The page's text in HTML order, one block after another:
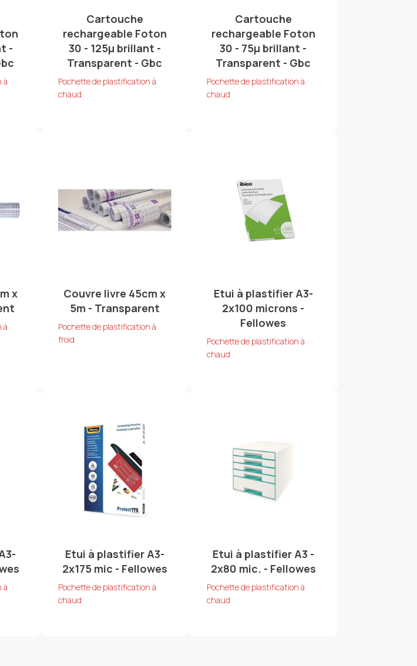
-
à
Cartouche
rechargeable Foton
30 - 125µ brillant -
Transparent - Gbc
Pochette de plastification à
chaud
Cartouche
rechargeable Foton
30 - 75µ brillant -
Transparent - Gbc
Pochette de plastification à
chaud
x
à
Couvre livre 45cm x
5m - Transparent
Pochette de plastification à
froid
Etui à plastifier A3-
2x100 microns -
Fellowes
Pochette de plastification à
chaud
à
Etui à plastifier A3-
2x175 mic - Fellowes
Pochette de plastification à
chaud
Etui à plastifier A3 -
2x80 mic. - Fellowes
Pochette de plastification à
chaud